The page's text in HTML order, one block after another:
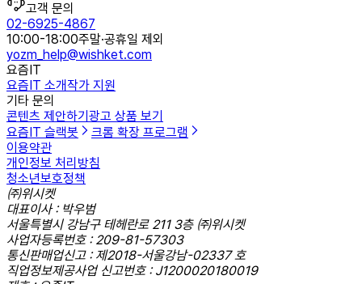
고객 문의
02-6925-4867
10:00-18:00주말·공휴일 제외
yozm_help@wishket.com
요즘IT
요즘IT 소개작가 지원
기타 문의
콘텐츠 제안하기광고 상품 보기
요즘IT 슬랙봇
크롬 확장 프로그램
이용약관
개인정보 처리방침
청소년보호정책
㈜위시켓
대표이사 : 박우범
서울특별시 강남구 테헤란로 211 3층 ㈜위시켓
사업자등록번호 : 209-81-57303
통신판매업신고 : 제2018-서울강남-02337 호
직업정보제공사업 신고번호 : J1200020180019